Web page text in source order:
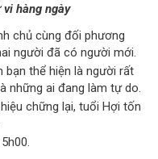
hàng ngày
chủ cùng đối phương
người đã có người mới.
bạn thể hiện là người rất
những ai đang làm tự do.
chững lại, tuổi Hợi tốn